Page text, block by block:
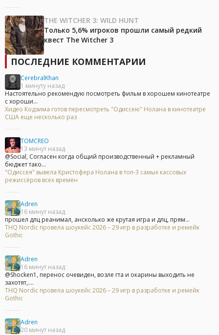
THE WITCHER 3: WILD HUNT
Только 5,6% игроков прошли самый редкий
квест The Witcher 3
ПОСЛЕДНИЕ КОММЕНТАРИИ
CerebralKhan
1 минуту назад
Настоятельно рекомендую посмотреть фильм в хорошем кинотеатре
с хороши...
Хидео Кодзима готов пересмотреть "Одиссею" Нолана в кинотеатре
США еще несколько раз
TOMCREO
13 минут назад
@Social, Согласен когда общий производственный + рекламный
бюджет тако...
"Одиссея" вывела Кристофера Нолана в топ-3 самых кассовых
режиссёров всех времён
Adren
16 минут назад
прошел длц реанимал, ансколько же крутая игра и длц, прям...
THQ Nordic провела шоукейс 2026 – 29 игр в разработке и ремейк
Gothic
Adren
16 минут назад
@Shocken1, перенос очевиден, возле гта и окарины выходить не
захотят,....
THQ Nordic провела шоукейс 2026 – 29 игр в разработке и ремейк
Gothic
Adren
20 минут назад